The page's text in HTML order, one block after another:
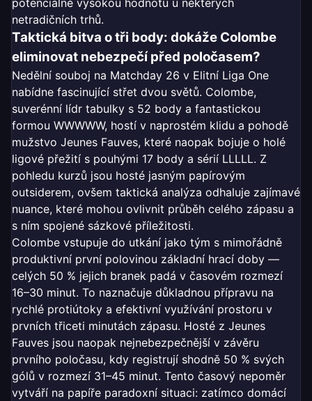
potenciálně vysokou hodnotu u některých
netradičních trhů.
Taktická bitva o tři body: dokáže Colombe
eliminovat nebezpečí před poločasem?
Nedělní souboj na Matchday 26 v Elitní Liga One
nabídne fascinující střet dvou světů. Colombe,
suverénní lídr tabulky s 52 body a fantastickou
formou WWWWW, hostí v naprostém klidu a pohodě
mužstvo Jeunes Fauves, které naopak bojuje o holé
ligové přežití s pouhými 17 body a sérií LLLLL. Z
pohledu kurzů jsou hosté jasným papírovým
outsiderem, ovšem taktická analýza odhaluje zajímavé
nuance, které mohou ovlivnit průběh celého zápasu a
s ním spojené sázkové příležitosti.
Colombe vstupuje do utkání jako tým s mimořádně
produktivní první polovinou základní hrací doby —
celých 50 % jejich branek padá v časovém rozmezí
16–30 minut. To naznačuje důkladnou přípravu na
rychlé protiútoky a efektivní využívání prostoru v
prvních třiceti minutách zápasu. Hosté z Jeunes
Fauves jsou naopak nejnebezpečnější v závěru
prvního poločasu, kdy registrují shodně 50 % svých
gólů v rozmezí 31–45 minut. Tento časový nepoměr
vytváří na papíře paradoxní situaci: zatímco domácí